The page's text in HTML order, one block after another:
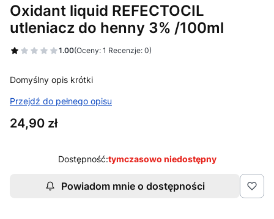
Oxidant liquid REFECTOCIL
utleniacz do henny 3% /100ml
1.00(Oceny: 1 Recenzje: 0)
Domyślny opis krótki
Przejdź do pełnego opisu
Cena
24,90 zł
Dostępność:tymczasowo niedostępny
Powiadom mnie o dostępności